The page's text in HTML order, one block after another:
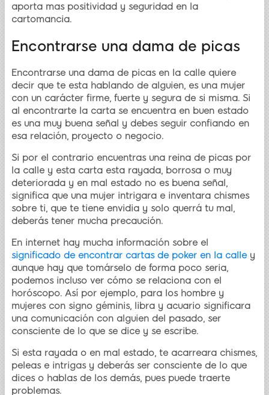
aporta mas positividad y seguridad en la
cartomancia.
Encontrarse una dama de picas
Encontrarse una dama de picas en la calle quiere
decir que te esta hablando de alguien, es una mujer
con un carácter firme, fuerte y segura de si misma. Si
al encontrarte la carta se encuentra en buen estado
es una muy buena señal y debes seguir confiando en
esa relación, proyecto o negocio.
Si por el contrario encuentras una reina de picas por
la calle y esta carta esta rayada, borrosa o muy
deteriorada y en mal estado no es buena señal,
significa que una mujer intrigara e inventara chismes
sobre ti, que te tiene envidia y solo querrá tu mal,
deberás tener mucha precaución.
En internet hay mucha información sobre el
significado de encontrar cartas de poker en la calle y
aunque hay que tomárselo de forma poco seria,
podemos incluso ver cómo se relaciona con el
horóscopo. Así por ejemplo, para los hombre y
mujeres con signo géminis, libra y acuario significara
una comunicación con alguien del pasado, ser
consciente de lo que se dice y se escribe.
Si esta rayada o en mal estado, te acarreara chismes,
peleas e intrigas y deberás ser consciente de lo que
dices o hablas de los demás, pues puede traerte
problemas.